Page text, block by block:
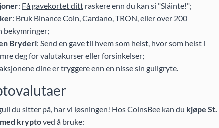
: Få gavekortet ditt raskere enn du kan si "Sláinte!";
: Bruk Binance Coin,Cardano,TRON, ellerover 200
bekymringer;
Bryderi: Send en gave til hvem som helst, hvor som helst i
deg for valutakurser eller forsinkelser;
dine er tryggere enn en nisse sin gullgryte.
du sitter på, har vi løsningen! Hos CoinsBee kan du kjøpe St.
kryptoved å bruke: